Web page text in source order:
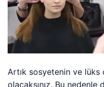
Artık sosyetenin ve lüks
olacaksınız. Bu